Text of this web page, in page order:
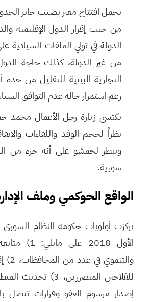
يحمل افتتاح معبر نصيب جابر
من حيث إقرار الدول الإقليمية
الدولة في تولي الملفات
من غير الدولة، كذلك حاجة
التجارية البينية للتقليل من حدة
رغم استمرار حالة عدم التوافق
تكتسي زيارة رجل الأعمال محمد
نظراً لحجم الوفد واللقاءات
وينظر لحمشو على أنه جزء من
سورية.
الواقع الحوكمي وملف
تركزت أولويات حكومة النظام
الأول 2018
إصدار مرسوم العفو وقرارات تتصل